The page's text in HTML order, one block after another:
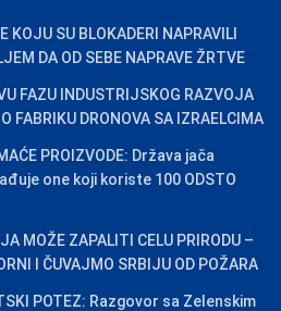
KOJU SU BLOKADERI NAPRAVILI
DA OD SEBE NAPRAVE ŽRTVE
FAZU INDUSTRIJSKOG RAZVOJA
FABRIKU DRONOVA SA IZRAELCIMA
PROIZVODE: Država jača
one koji koriste 100 ODSTO
MOŽE ZAPALITI CELU PRIRODU –
I ČUVAJMO SRBIJU OD POŽARA
POTEZ: Razgovor sa Zelenskim